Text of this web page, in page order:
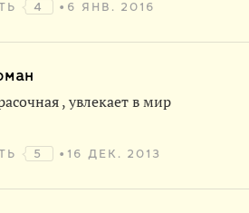
4 6 ЯНВ. 2016
, увлекает в мир
5 16 ДЕК. 2013